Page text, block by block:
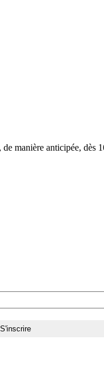
manière anticipée, dès